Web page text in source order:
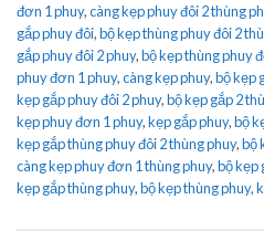
đơn 1 phuy,càng kẹp phuy đôi 2 thùng
gắp phuy đôi,bộ kẹp thùng phuy đôi 2
gắp phuy đôi 2 phuy,bộ kẹp thùng phuy
phuy đơn 1 phuy,càng kẹp phuy,bộ kẹp
kẹp gắp phuy đôi 2 phuy,bộ kẹp gắp 2
kẹp phuy đơn 1 phuy,kẹp gắp phuy,bộ
kẹp gắp thùng phuy đôi 2 thùng phuy,bộ
càng kẹp phuy đơn 1 thùng phuy,bộ kẹp
kẹp gắp thùng phuy,bộ kẹp thùng phuy,